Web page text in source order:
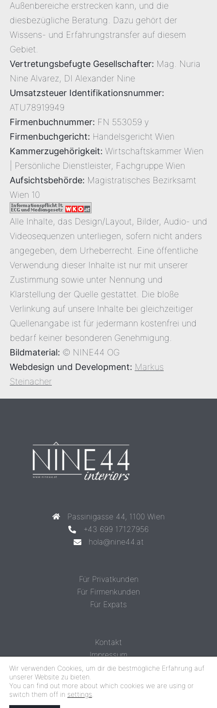
Außenbereiche erstrecken kann, und die
diesbezügliche Beratung. Dazu gehört der
Wissens- und Erfahrungstransfer auf diesem
Gebiet.
Vertretungsbefugte Gesellschafter: Mag. Nuria
Nine Alvarez, DI Alexander Nine
Umsatzsteuer Identifikationsnummer:
ATU78919949
Firmenbuchnummer: FN 553059 y
Firmenbuchgericht: Handelsgericht Wien
Kammerzugehörigkeit: Wirtschaftskammer Wien
| Persönliche Dienstleister, Fachgruppe Wien
Aufsichtsbehörde: Magistratisches Bezirksamt
Wien 10
Alle Inhalte, das Design/Layout, Bilder, Audio- und
Videosequenzen unterliegen, sofern nicht anders
angegeben, dem Urheberrecht. Eine öffentliche
Verwendung dieser Inhalte ist nur mit unserer
Zustimmung sowie unter Nennung und
Klarstellung der Quelle gestattet. Die bloße
Verlinkung auf unsere Inhalte bei gleichzeitiger
Quellenangabe ist für jedermann kostenfrei und
bedarf keiner besonderen Genehmigung.
Bildmaterial: © NINE44 OG
Webdesign und Development: Markus
Steinacher
Passinigasse 44, 1100 Wien
+43 699 17127956
hola@nine44.at
Für Privatkunden
Für Firmenkunden
Für Expats
Kontakt
Impressum
Datenschutz
Wir verwenden Cookies, um dir die bestmögliche Erfahrung auf
unserer Website zu bieten.
You can find out more about which cookies we are using or
switch them off in settings